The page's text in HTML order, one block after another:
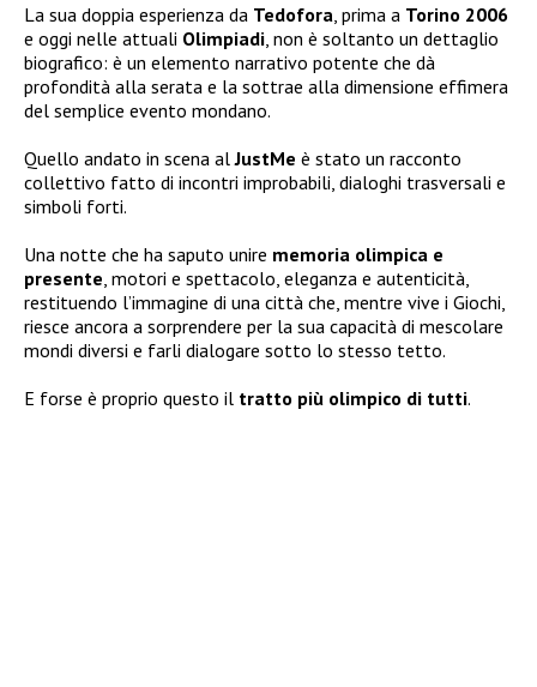
La sua doppia esperienza da Tedofora , prima a Torino 2006
e oggi nelle attuali Olimpiadi , non è soltanto un dettaglio
biografico: è un elemento narrativo potente che dà
profondità alla serata e la sottrae alla dimensione effimera
del semplice evento mondano.
Quello andato in scena alJustMe è stato un racconto
collettivo fatto di incontri improbabili, dialoghi trasversali e
simboli forti.
Una notte che ha saputo unire memoria olimpica e
presente , motori e spettacolo, eleganza e autenticità,
restituendo l’immagine di una città che, mentre vive i Giochi,
riesce ancora a sorprendere per la sua capacità di mescolare
mondi diversi e farli dialogare sotto lo stesso tetto.
E forse è proprio questo il tratto più olimpico di tutti.